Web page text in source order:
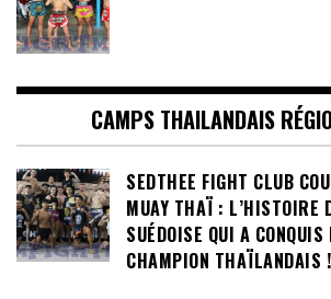
CAMPS THAILANDAIS
SEDTHEE FIGHT CLUB
MUAY THAÏ : L’HISTOIRE
SUÉDOISE QUI A
CHAMPION THAÏLANDAIS !